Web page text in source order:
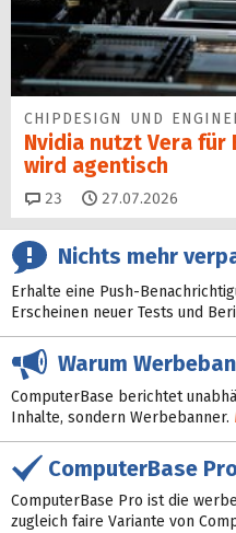
CHIPDESIGN UND
Nvidia nutzt Vera für
wird agentisch
23 Kommentare
27.07.2026
Nichts mehr
Erhalte eine Push-
Erscheinen neuer Tests und
Warum
ComputerBase berichtet
Inhalte, sondern Werbebanner.
ComputerBase
ComputerBase Pro ist die
zugleich faire Variante von